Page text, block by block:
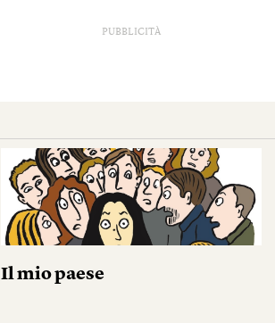
PUBBLICITÀ
Il mio paese